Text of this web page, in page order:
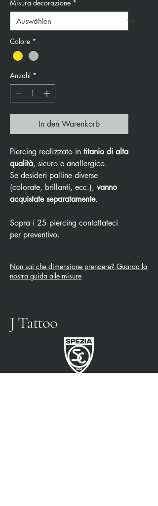
Misura decorazione *
Colore *
Anzahl *
In den Warenkorb
Piercing realizzato in titanio di alta
qualità, sicuro e anallergico.
Se desideri palline diverse
(colorate, brillanti, ecc.), vanno
acquistate separatamente.
Sopra i 25 piercing contattateci
per preventivo.
Non sai che dimensione prendere? Guarda la
nostra guida alle misure
J Tattoo